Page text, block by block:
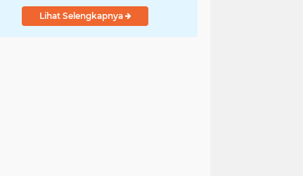
Percepatan Proyek
PengendalianLihat Selengkapnya